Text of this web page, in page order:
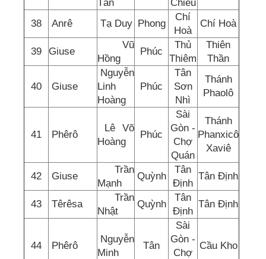
Tấn Chiếu
38 Anrê Tạ Duy Phong
Chí
Hoà
Chí Hoà
39 Giuse
Vũ
Hồng
Phúc
Thủ
Thiêm
Thiên
Thần
40 Giuse
Nguyễn
Linh
Hoàng
Phúc
Tân
Sơn
Nhì
Thánh
Phaolô
41 Phêrô
Lê Võ
Hoàng
Phúc
Sài
Gòn -
Chợ
Quán
Thánh
Phanxicô
Xaviê
42 Giuse
Trần
Mạnh
Quỳnh
Tân
Định
Tân Định
43 Têrêsa
Trần
Nhật
Quỳnh
Tân
Định
Tân Định
44 Phêrô
Nguyễn
Minh
Tân
Sài
Gòn -
Chợ
Cầu Kho